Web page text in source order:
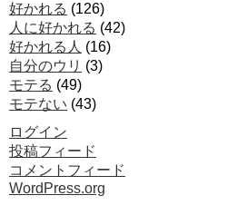
好かれる (126)
人に好かれる (42)
好かれる人 (16)
自分のウリ (3)
モテる (49)
モテない (43)
ログイン
投稿フィード
コメントフィード
WordPress.org